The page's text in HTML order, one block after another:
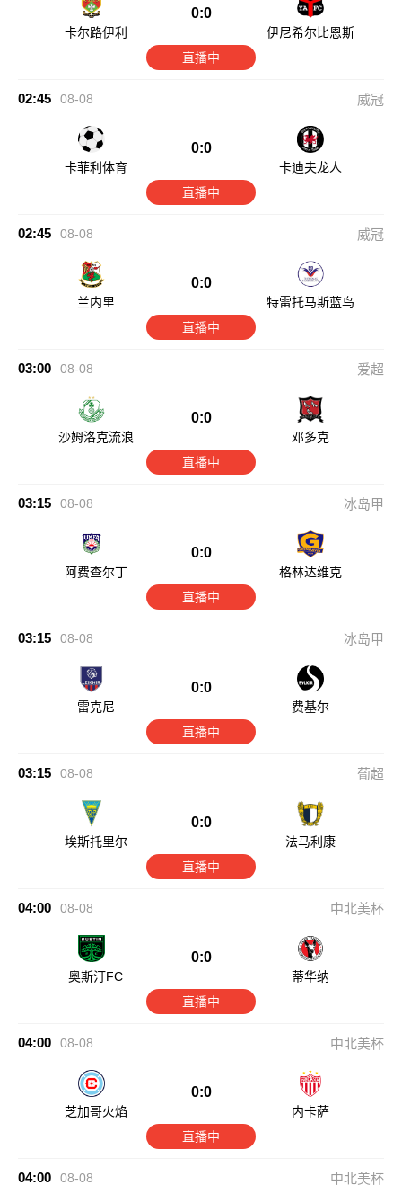
卡尔路伊利
0:0
伊尼希尔比恩斯
直播中
02:45 08-08 威冠
卡菲利体育
0:0
卡迪夫龙人
直播中
02:45 08-08 威冠
兰内里
0:0
特雷托马斯蓝鸟
直播中
03:00 08-08 爱超
沙姆洛克流浪
0:0
邓多克
直播中
03:15 08-08 冰岛甲
阿费查尔丁
0:0
格林达维克
直播中
03:15 08-08 冰岛甲
雷克尼
0:0
费基尔
直播中
03:15 08-08 葡超
埃斯托里尔
0:0
法马利康
直播中
04:00 08-08 中北美杯
奥斯汀FC
0:0
蒂华纳
直播中
04:00 08-08 中北美杯
芝加哥火焰
0:0
内卡萨
直播中
04:00 08-08 中北美杯